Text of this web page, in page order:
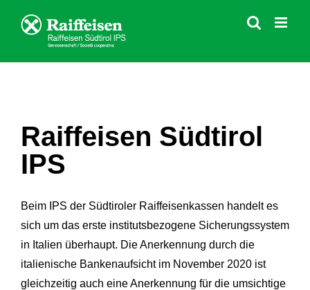
Raiffeisen Südtirol
IPS
Beim IPS der Südtiroler Raiffeisenkassen handelt es
sich um das erste institutsbezogene Sicherungssystem
in Italien überhaupt. Die Anerkennung durch die
italienische Bankenaufsicht im November 2020 ist
gleichzeitig auch eine Anerkennung für die umsichtige